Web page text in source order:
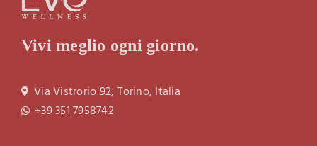
Vivi meglio ogni giorno.
Via Vistrorio 92, Torino, Italia
+39 351 7958742